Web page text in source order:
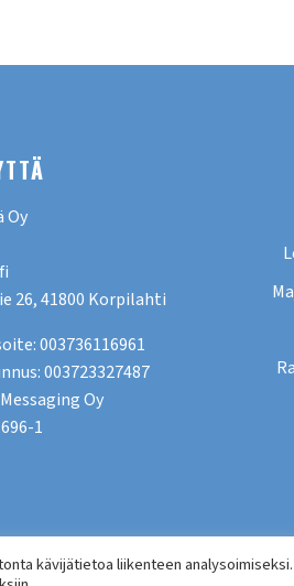
Oy
26, 41800 Korpilahti
003736116961
003723327487
Oy
1
Tähtelä |Rekisteriseloste|
kävijätietoa liikenteen